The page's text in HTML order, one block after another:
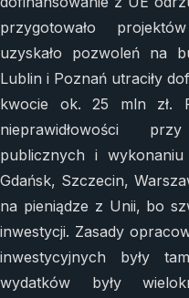
przygotowało
uzyskało pozwoleń na
Lublin i Poznań utraciły
kwocie ok. 25 mln zł.
nieprawidłowości
publicznych i
Gdańsk, Szczecin,
na pieniądze z Unii, bo
inwestycji. Zasady
inwestycyjnych były
wydatków były